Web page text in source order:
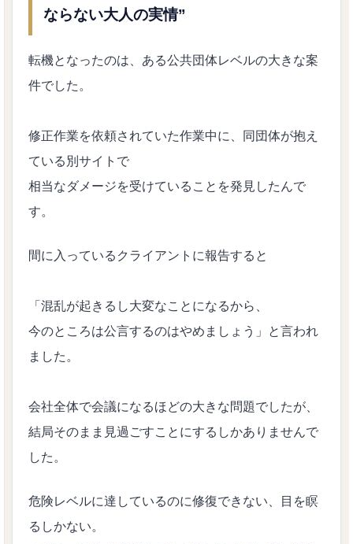
ならない大人の実情”
転機となったのは、ある公共団体レベルの大きな案
件でした。
修正作業を依頼されていた作業中に、同団体が抱え
ている別サイトで
相当なダメージを受けていることを発見したんで
す。
間に入っているクライアントに報告すると
「混乱が起きるし大変なことになるから、
今のところは公言するのはやめましょう」と言われ
ました。
会社全体で会議になるほどの大きな問題でしたが、
結局そのまま見過ごすことにするしかありませんで
した。
危険レベルに達しているのに修復できない、目を瞑
るしかない。